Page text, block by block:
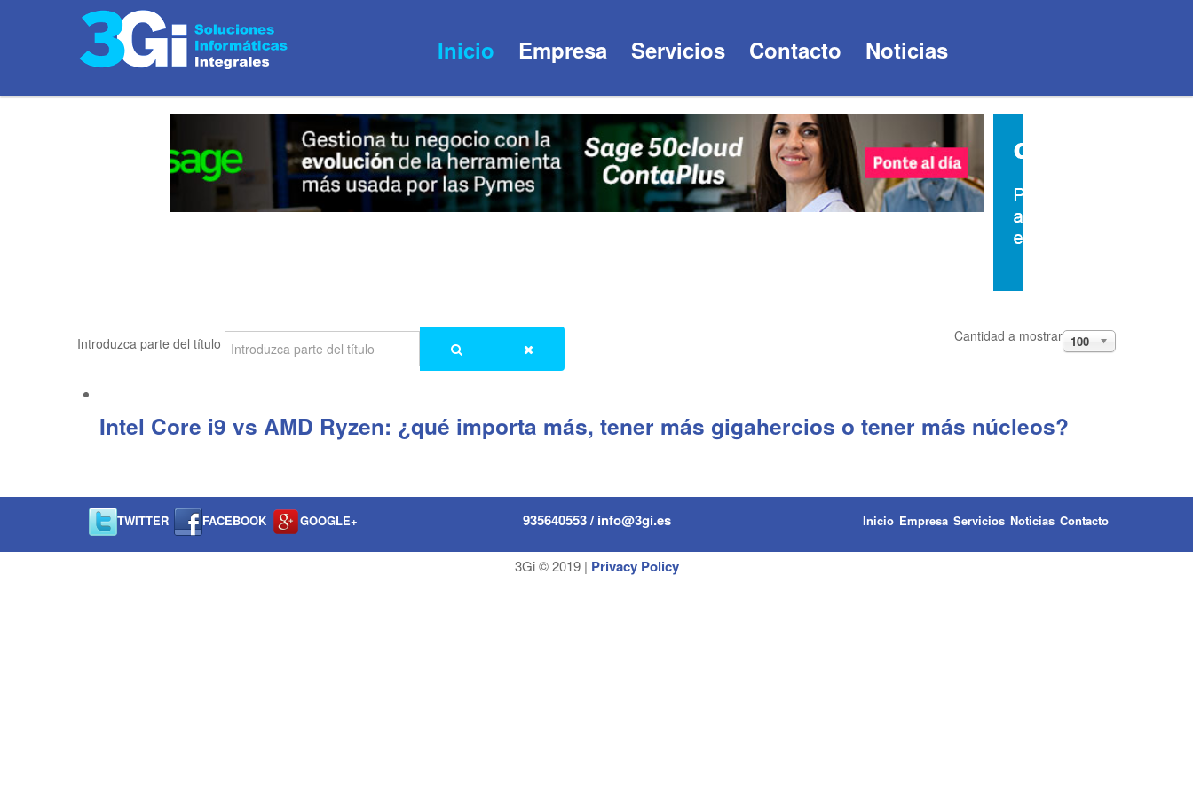
Inicio Empresa Servicios Contacto Noticias
Introduzca parte del título Cantidad a mostrar 100
Intel Core i9 vs AMD Ryzen: ¿qué importa más, tener más gigahercios o tener más núcleos?
TWITTER FACEBOOK GOOGLE+ 935640553 / info@3gi.es Inicio Empresa Servicios Noticias Contacto
3Gi © 2019 | Privacy Policy